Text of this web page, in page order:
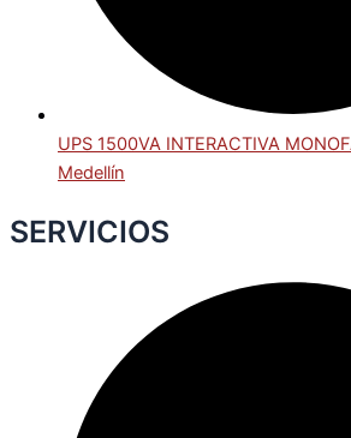
UPS 1500VA INTERACTIVA
Medellín
SERVICIOS